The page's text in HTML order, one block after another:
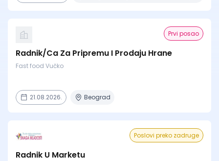
Prvi posao
Radnik/Ca Za Pripremu I Prodaju Hrane
Fast food Vučko
21.08.2026. Beograd
Poslovi preko zadruge
Radnik U Marketu